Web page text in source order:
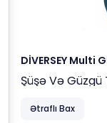
Özlülük (mPa·s,
DİVERSEY Multi
Şüşə Və
Məhsulu
Ətraflı Bax